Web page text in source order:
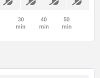
30
min
40
min
50
min